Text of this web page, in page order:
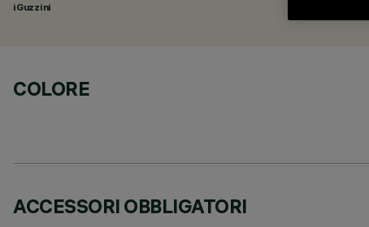
iGuzzini
COLORE
ACCESSORI OBBLIGATORI